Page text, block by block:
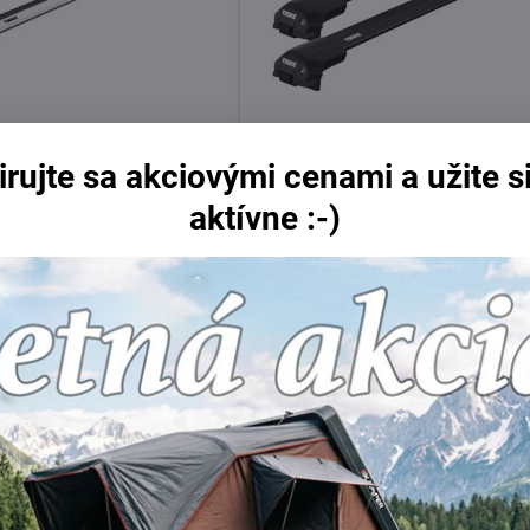
Rail Edge 86/86
Do košíka
Thule Raised Rail Edge Black
399 € Do
sa akciovými cenami a užite
aktívne :-)